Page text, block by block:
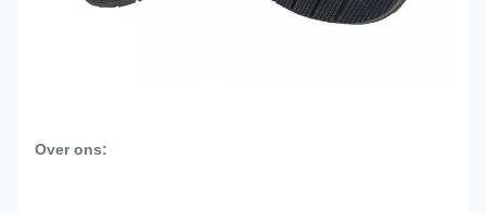
Over ons: